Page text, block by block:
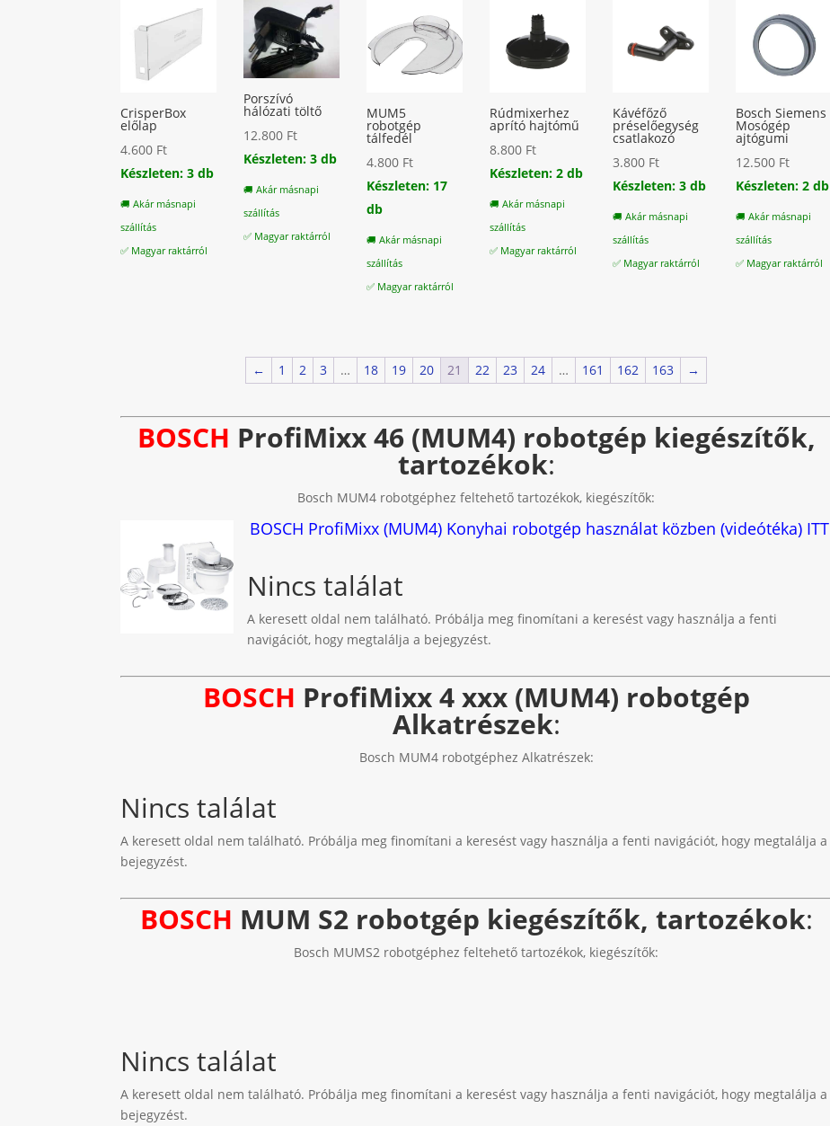
CrisperBox
előlap
4.600 Ft
Készleten: 3 db
🚚 Akár másnapi
szállítás
✅ Magyar raktárról
Porszívó
hálózati töltő
12.800 Ft
Készleten: 3 db
🚚 Akár másnapi
szállítás
✅ Magyar raktárról
MUM5
robotgép
tálfedél
4.800 Ft
Készleten: 17
db
🚚 Akár másnapi
szállítás
✅ Magyar raktárról
Rúdmixerhez
aprító hajtómű
8.800 Ft
Készleten: 2 db
🚚 Akár másnapi
szállítás
✅ Magyar raktárról
Kávéfőző
préselőegység
csatlakozó
3.800 Ft
Készleten: 3 db
🚚 Akár másnapi
szállítás
✅ Magyar raktárról
Bosch Siemens
Mosógép
ajtógumi
12.500 Ft
Készleten: 2 db
🚚 Akár másnapi
szállítás
✅ Magyar raktárról
← 1 2 3 … 18 19 20 21 22 23 24 … 161 162 163 →
BOSCH ProfiMixx 46 (MUM4) robotgép kiegészítők,
tartozékok:
Bosch MUM4 robotgéphez feltehető tartozékok, kiegészítők:
BOSCH ProfiMixx (MUM4) Konyhai robotgép használat közben (videótéka) ITT
Nincs találat
A keresett oldal nem található. Próbálja meg finomítani a keresést vagy használja a fenti
navigációt, hogy megtalálja a bejegyzést.
BOSCH ProfiMixx 4 xxx (MUM4) robotgép
Alkatrészek:
Bosch MUM4 robotgéphez Alkatrészek:
Nincs találat
A keresett oldal nem található. Próbálja meg finomítani a keresést vagy használja a fenti navigációt, hogy megtalálja a
bejegyzést.
BOSCH MUM S2 robotgép kiegészítők, tartozékok:
Bosch MUMS2 robotgéphez feltehető tartozékok, kiegészítők:
Nincs találat
A keresett oldal nem található. Próbálja meg finomítani a keresést vagy használja a fenti navigációt, hogy megtalálja a
bejegyzést.